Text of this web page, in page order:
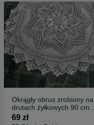
Okrągły obrus zrobiony na
drutach żyłkowych 90 cm
rękodzieło biały
69 zł